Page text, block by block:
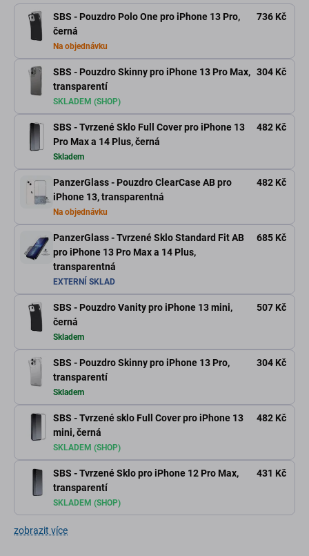
SBS - Pouzdro Polo One pro iPhone 13 Pro,
černá
736 Kč
Na objednávku
SBS - Pouzdro Skinny pro iPhone 13 Pro Max,
transparentí
304 Kč
SKLADEM (SHOP)
SBS - Tvrzené Sklo Full Cover pro iPhone 13
Pro Max a 14 Plus, černá
482 Kč
Skladem
PanzerGlass - Pouzdro ClearCase AB pro
iPhone 13, transparentná
482 Kč
Na objednávku
PanzerGlass - Tvrzené Sklo Standard Fit AB
pro iPhone 13 Pro Max a 14 Plus,
transparentná
685 Kč
EXTERNÍ SKLAD
SBS - Pouzdro Vanity pro iPhone 13 mini,
černá
507 Kč
Skladem
SBS - Pouzdro Skinny pro iPhone 13 Pro,
transparentí
304 Kč
Skladem
SBS - Tvrzené sklo Full Cover pro iPhone 13
mini, černá
482 Kč
SKLADEM (SHOP)
SBS - Tvrzené Sklo pro iPhone 12 Pro Max,
transparentí
431 Kč
SKLADEM (SHOP)
zobrazit více